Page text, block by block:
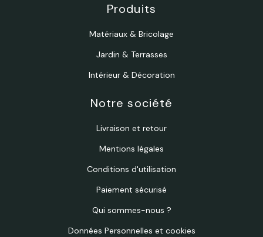
Produits
Matériaux & Bricolage
Jardin & Terrasses
Intérieur & Décoration
Notre société
Livraison et retour
Mentions légales
Conditions d'utilisation
Paiement sécurisé
Qui sommes-nous ?
Données Personnelles et cookies